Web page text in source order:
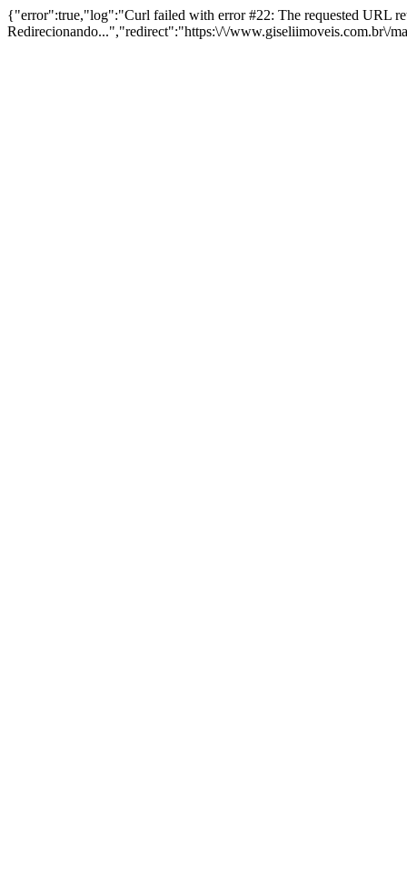
{"error":true,"log":"Curl failed with error #22: The requested URL
Redirecionando...","redirect":"https:\/\/www.giseliimoveis.com.br\/